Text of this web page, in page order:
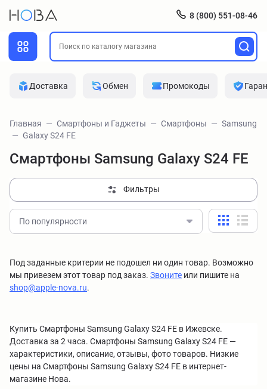
8 (800) 551-08-46
Доставка Обмен Промокоды
Главная Смартфоны и Гаджеты Смартфоны
Samsung
Galaxy S24 FE
Смартфоны Samsung Galaxy S24 FE
Фильтры
По популярности
Под заданные критерии не подошел ни один товар. Возможно
мы привезем этот товар под заказ. Звоните или пишите на
shop@apple-nova.ru.
Купить Смартфоны Samsung Galaxy S24 FE в Ижевске.
Доставка за 2 часа. Смартфоны Samsung Galaxy S24 FE —
характеристики, описание, отзывы, фото товаров. Низкие
цены на Смартфоны Samsung Galaxy S24 FE в интернет-
магазине Нова.